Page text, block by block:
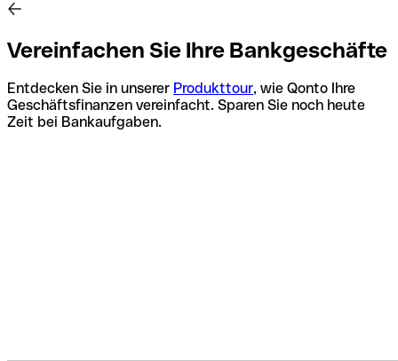
Vereinfachen Sie Ihre Bankgeschäfte
Entdecken Sie in unserer Produkttour, wie Qonto Ihre
Geschäftsfinanzen vereinfacht. Sparen Sie noch heute
Zeit bei Bankaufgaben.